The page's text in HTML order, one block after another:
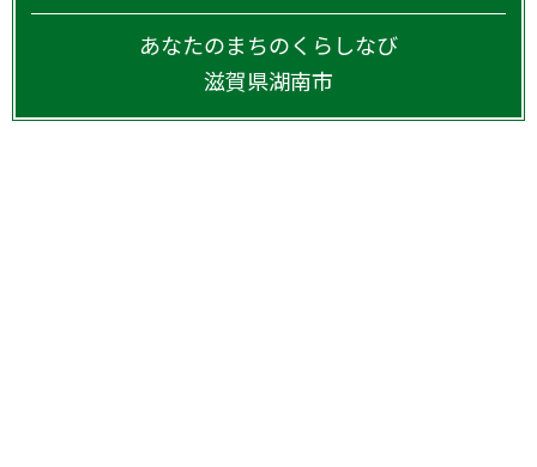
あなたのまちのくらしなび
滋賀県湖南市